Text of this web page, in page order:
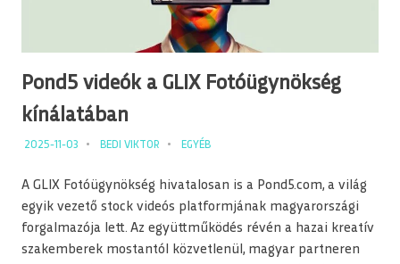
Pond5 videók a GLIX Fotóügynökség
kínálatában
2025-11-03 BEDI VIKTOR EGYÉB
A GLIX Fotóügynökség hivatalosan is a Pond5.com, a világ
egyik vezető stock videós platformjának magyarországi
forgalmazója lett. Az együttműködés révén a hazai kreatív
szakemberek mostantól közvetlenül, magyar partneren